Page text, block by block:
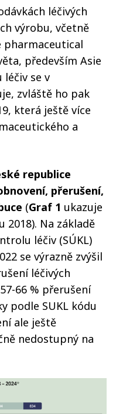
léčivých
výrobu, včetně
pharmaceutical
především Asie
léčiv se v
zvláště ho pak
která ještě více
a
republice
přerušení,
(Graf 1 ukazuje
Na základě
léčiv (SÚKL)
se výrazně zvýšil
léčivých
66 % přerušení
podle SUKL kódu
ale ještě
nedostupný na